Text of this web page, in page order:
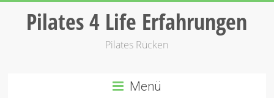
springenPilates 4 Life Erfahrungen
Pilates Rücken
Menü